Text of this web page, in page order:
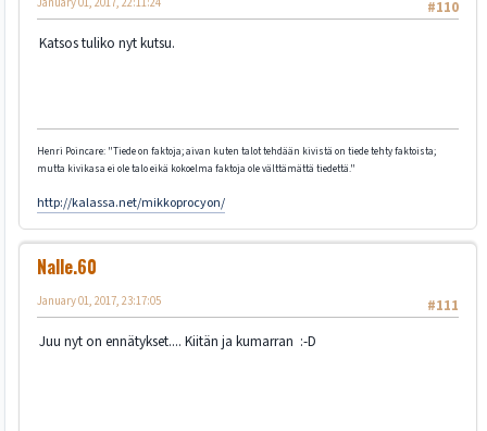
#110
Katsos tuliko nyt kutsu.
Henri Poincare: "Tiede on faktoja; aivan kuten talot tehdään kivistä on tiede tehty faktoista;
mutta kivikasa ei ole talo eikä kokoelma faktoja ole välttämättä tiedettä."
http://kalassa.net/mikkoprocyon/
Nalle.60
#111
January 01, 2017, 23:17:05
Juu nyt on ennätykset.... Kiitän ja kumarran :-D